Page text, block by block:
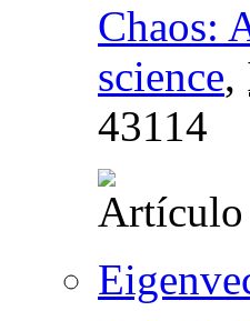
Chaos:
science,
43114